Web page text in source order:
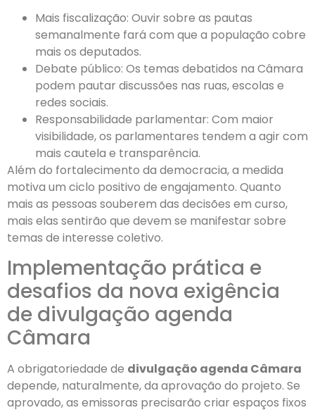
Mais fiscalização: Ouvir sobre as pautas
semanalmente fará com que a população cobre
mais os deputados.
Debate público: Os temas debatidos na Câmara
podem pautar discussões nas ruas, escolas e
redes sociais.
Responsabilidade parlamentar: Com maior
visibilidade, os parlamentares tendem a agir com
mais cautela e transparência.
Além do fortalecimento da democracia, a medida
motiva um ciclo positivo de engajamento. Quanto
mais as pessoas souberem das decisões em curso,
mais elas sentirão que devem se manifestar sobre
temas de interesse coletivo.
Implementação prática e
desafios da nova exigência
de divulgação agenda
Câmara
A obrigatoriedade de divulgação agenda Câmara
depende, naturalmente, da aprovação do projeto. Se
aprovado, as emissoras precisarão criar espaços fixos